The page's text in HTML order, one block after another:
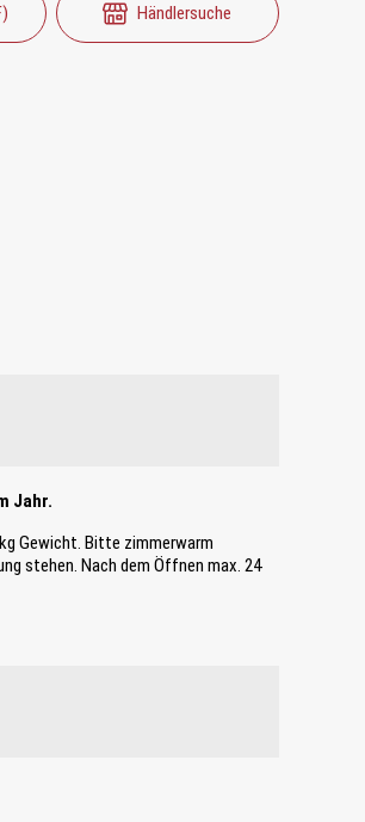
Händlersuche
Jahr.
Gewicht. Bitte zimmerwarm
stehen. Nach dem Öffnen max. 24